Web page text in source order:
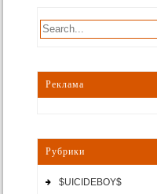
Реклама
Рубрики
$UICIDEBOY$